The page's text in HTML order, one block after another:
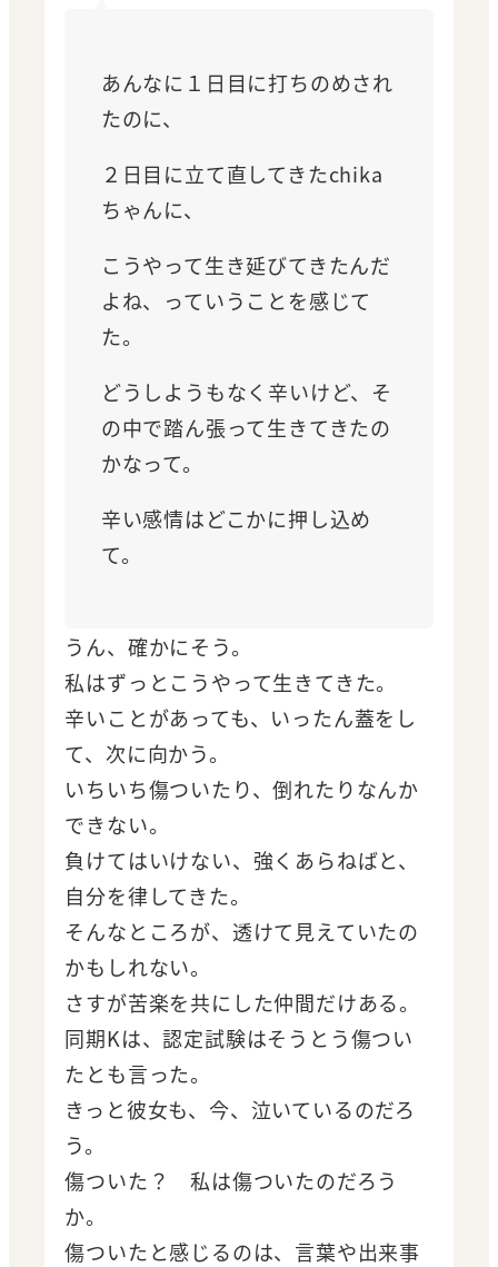
あんなに１日目に打ちのめされ
たのに、
２日目に立て直してきたchika
ちゃんに、
こうやって生き延びてきたんだ
よね、っていうことを感じて
た。
どうしようもなく辛いけど、そ
の中で踏ん張って生きてきたの
かなって。
辛い感情はどこかに押し込め
て。
うん、確かにそう。
私はずっとこうやって生きてきた。
辛いことがあっても、いったん蓋をし
て、次に向かう。
いちいち傷ついたり、倒れたりなんか
できない。
負けてはいけない、強くあらねばと、
自分を律してきた。
そんなところが、透けて見えていたの
かもしれない。
さすが苦楽を共にした仲間だけある。
同期Kは、認定試験はそうとう傷つい
たとも言った。
きっと彼女も、今、泣いているのだろ
う。
傷ついた？ 私は傷ついたのだろう
か。
傷ついたと感じるのは、言葉や出来事